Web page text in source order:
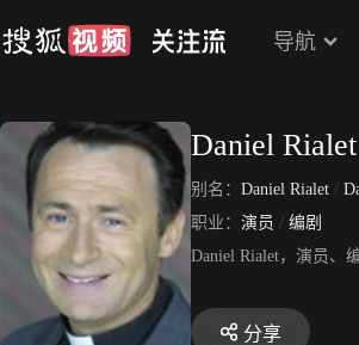
导航
Daniel Rialet
别名： Daniel Rialet /
职业： 演员 / 编剧
Daniel Rialet，演员、
分享